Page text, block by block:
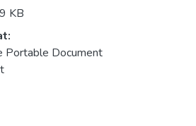
KB
Portable Document